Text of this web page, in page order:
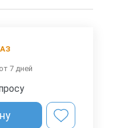
7 дней